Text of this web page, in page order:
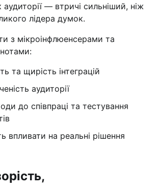
аудиторії — втричі сильніший, ніж
лідера думок.
з мікроінфлюенсерами та
та щирість інтеграцій
аудиторії
до співпраці та тестування
впливати на реальні рішення